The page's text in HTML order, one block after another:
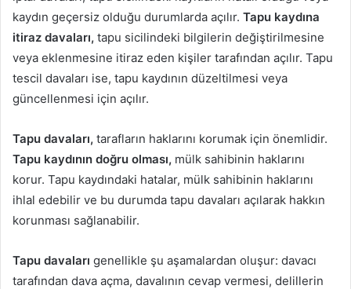
kaydın geçersiz olduğu durumlarda açılır. Tapu kaydına
itiraz davaları, tapu sicilindeki bilgilerin değiştirilmesine
veya eklenmesine itiraz eden kişiler tarafından açılır. Tapu
tescil davaları ise, tapu kaydının düzeltilmesi veya
güncellenmesi için açılır.
Tapu davaları, tarafların haklarını korumak için önemlidir.
Tapu kaydının doğru olması, mülk sahibinin haklarını
korur. Tapu kaydındaki hatalar, mülk sahibinin haklarını
ihlal edebilir ve bu durumda tapu davaları açılarak hakkın
korunması sağlanabilir.
Tapu davaları genellikle şu aşamalardan oluşur: davacı
tarafından dava açma, davalının cevap vermesi, delillerin